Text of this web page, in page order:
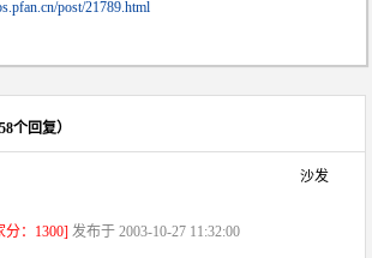
post/21789.html
个回复）
沙发
分：1300] 发布于 2003-10-27 11:32:00